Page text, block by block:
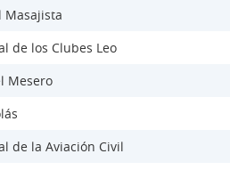
Masajista
de los Clubes Leo
Mesero
de la Aviación Civil